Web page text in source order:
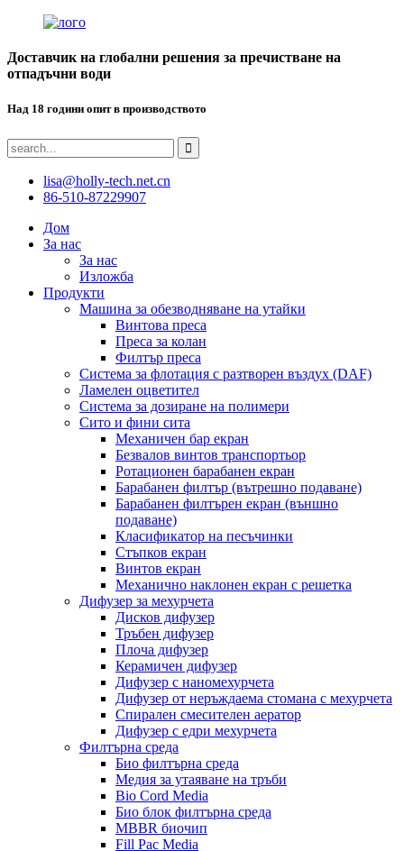
Доставчик на глобални решения за пречистване на
отпадъчни води
Над 18 години опит в производството
lisa@holly-tech.net.cn
86-510-87229907
Дом
За нас
За нас
Изложба
Продукти
Машина за обезводняване на утайки
Винтова преса
Преса за колан
Филтър преса
Система за флотация с разтворен въздух (DAF)
Ламелен оцветител
Система за дозиране на полимери
Сито и фини сита
Механичен бар екран
Безвалов винтов транспортьор
Ротационен барабанен екран
Барабанен филтър (вътрешно подаване)
Барабанен филтърен екран (външно
подаване)
Класификатор на песъчинки
Стъпков екран
Винтов екран
Механично наклонен екран с решетка
Дифузер за мехурчета
Дисков дифузер
Тръбен дифузер
Плоча дифузер
Керамичен дифузер
Дифузер с наномехурчета
Дифузер от неръждаема стомана с мехурчета
Спирален смесителен аератор
Дифузер с едри мехурчета
Филтърна среда
Био филтърна среда
Медия за утаяване на тръби
Bio Cord Media
Био блок филтърна среда
MBBR биочип
Fill Pac Media